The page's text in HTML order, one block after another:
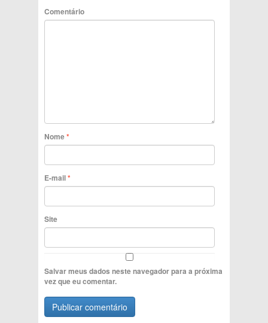
Comentário
Nome*
E-mail*
Site
Salvar meus dados neste navegador para a próxima
vez que eu comentar.